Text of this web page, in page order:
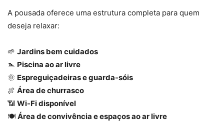
A pousada oferece uma estrutura completa para quem
deseja relaxar:
🌱 Jardins bem cuidados
🏊 Piscina ao ar livre
🌞 Espreguiçadeiras e guarda-sóis
🍖 Área de churrasco
📶 Wi-Fi disponível
🍽️ Área de convivência e espaços ao ar livre